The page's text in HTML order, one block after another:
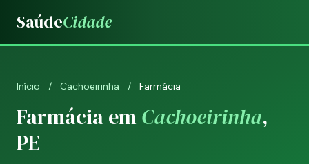
SaúdeCidade
Início / Cachoeirinha / Farmácia
Farmácia emCachoeirinha,
PE